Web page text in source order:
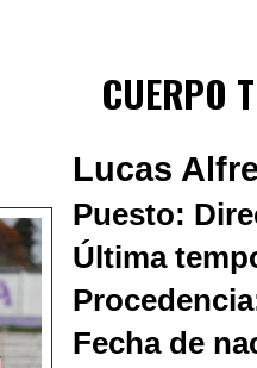
CUERPO
Lucas
Puesto:
Última
Fecha de